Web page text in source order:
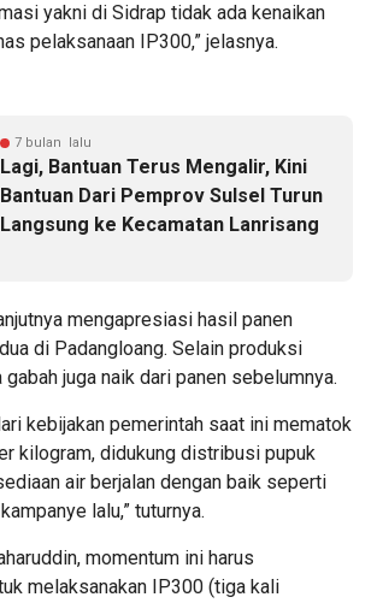
yakni di Sidrap tidak ada kenaikan
pelaksanaan IP300,” jelasnya.
7 bulan lalu
Lagi, Bantuan Terus Mengalir, Kini
Bantuan Dari Pemprov Sulsel Turun
Langsung ke Kecamatan Lanrisang
mengapresiasi hasil panen
di Padangloang. Selain produksi
gabah juga naik dari panen sebelumnya.
kebijakan pemerintah saat ini mematok
kilogram, didukung distribusi pupuk
air berjalan dengan baik seperti
lalu,” tuturnya.
momentum ini harus
melaksanakan IP300 (tiga kali